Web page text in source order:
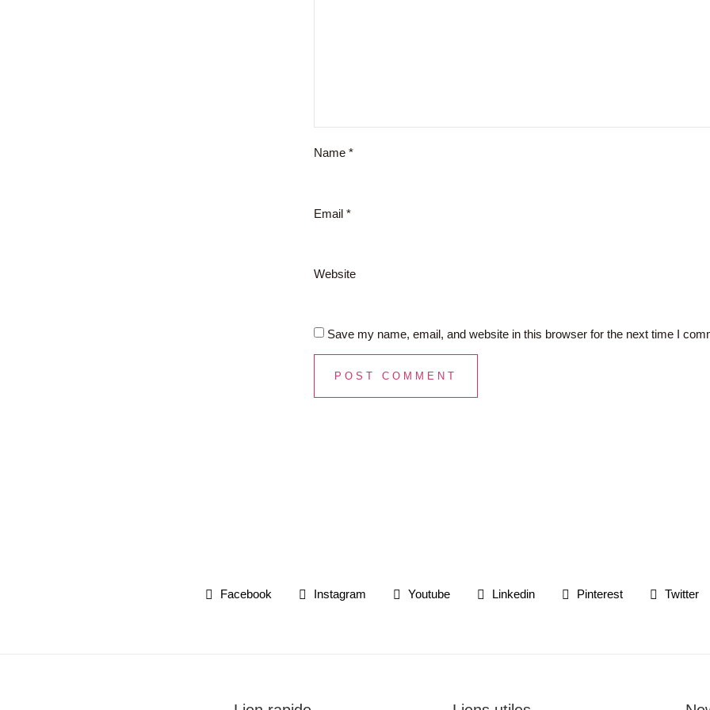
Name*
Email*
Website
Save my name, email, and website in this browser for the next time I
Facebook Instagram Youtube Linkedin Pinterest Twitter